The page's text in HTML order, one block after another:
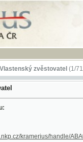
zvěstovatel(1/711)